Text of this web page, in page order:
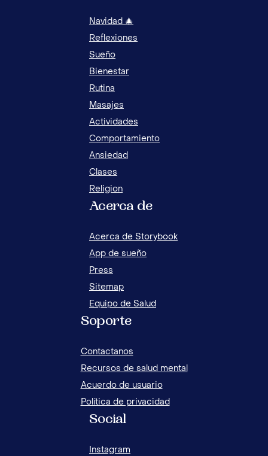
Navidad 🎄
Reflexiones
Sueño
Bienestar
Rutina
Masajes
Actividades
Comportamiento
Ansiedad
Clases
Religion
Acerca de
Acerca de Storybook
App de sueño
Press
Sitemap
Equipo de Salud
Soporte
Contactanos
Recursos de salud mental
Acuerdo de usuario
Política de privacidad
Social
Instagram